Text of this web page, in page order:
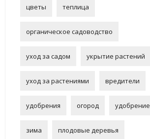
цветы теплица
органическое садоводство
уход за садом укрытие растений
уход за растениями вредители
удобрения огород удобрение
зима плодовые деревья